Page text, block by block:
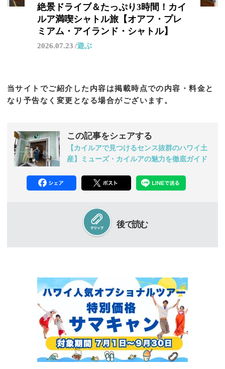
絶景ドライブ＆たっぷり3時間！カイ
ルア満喫シャトル旅【オアフ・プレ
ミアム・アイランド・シャトル】
2026.07.23 遊ぶ
当サイトでご紹介した内容は掲載時点での内容・料金と
なり予告なく変更となる場合がございます。
この記事をシェアする
【カイルアで見つけるセンス抜群のハワイ土
産】ミューズ・カイルアの魅力を徹底ガイド
後で読む